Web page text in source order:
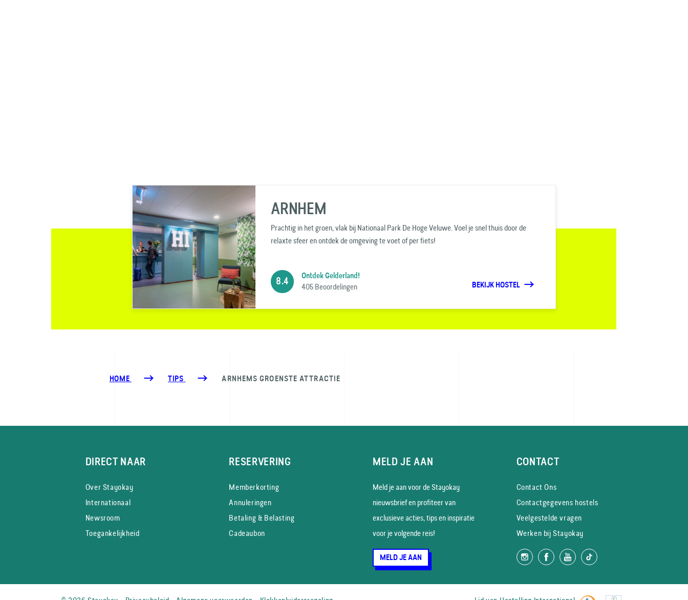
ARNHEM
Prachtig in het groen, vlak bij Nationaal Park De Hoge Veluwe. Voel je snel thuis door de
relaxte sfeer en ontdek de omgeving te voet of per fiets!
8.4
Ontdek Gelderland!
405 Beoordelingen BEKIJK HOSTEL
HOME TIPS ARNHEMS GROENSTE ATTRACTIE
DIRECT NAAR
Over Stayokay
Internationaal
Newsroom
Toegankelijkheid
RESERVERING
Memberkorting
Annuleringen
Betaling & Belasting
Cadeaubon
MELD JE AAN
Meld je aan voor de Stayokay
nieuws­brief en profiteer van
exclusieve acties, tips en inspiratie
voor je volgende reis!
MELD JE AAN
CONTACT
Contact Ons
Contactgegevens hostels
Veelgestelde vragen
Werken bij Stayokay